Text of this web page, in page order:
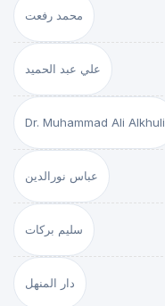
محمد رفعت
علي عبد الحميد
Dr. Muhammad Ali Alkhuli
عباس نورالدين
سليم بركات
دار المنهل